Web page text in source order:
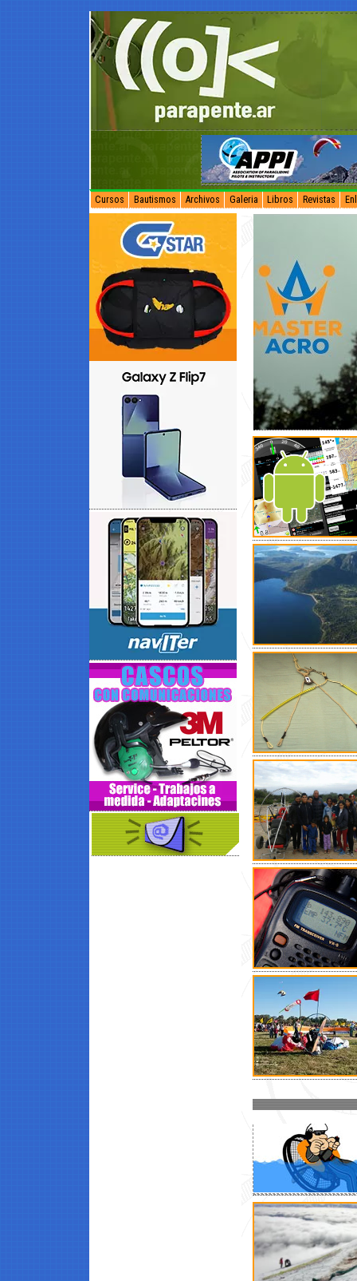
Cursos Bautismos Archivos Galeria Libros Revistas